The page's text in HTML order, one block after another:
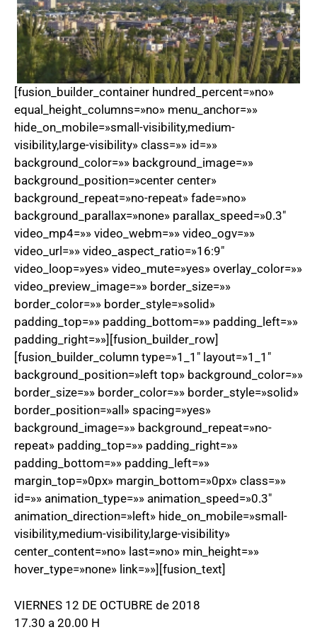
[fusion_builder_container hundred_percent=»no»
equal_height_columns=»no» menu_anchor=»»
hide_on_mobile=»small-visibility,medium-
visibility,large-visibility» class=»» id=»»
background_color=»» background_image=»»
background_position=»center center»
background_repeat=»no-repeat» fade=»no»
background_parallax=»none» parallax_speed=»0.3″
video_mp4=»» video_webm=»» video_ogv=»»
video_url=»» video_aspect_ratio=»16:9″
video_loop=»yes» video_mute=»yes» overlay_color=»»
video_preview_image=»» border_size=»»
border_color=»» border_style=»solid»
padding_top=»» padding_bottom=»» padding_left=»»
padding_right=»»][fusion_builder_row]
[fusion_builder_column type=»1_1″ layout=»1_1″
background_position=»left top» background_color=»»
border_size=»» border_color=»» border_style=»solid»
border_position=»all» spacing=»yes»
background_image=»» background_repeat=»no-
repeat» padding_top=»» padding_right=»»
padding_bottom=»» padding_left=»»
margin_top=»0px» margin_bottom=»0px» class=»»
id=»» animation_type=»» animation_speed=»0.3″
animation_direction=»left» hide_on_mobile=»small-
visibility,medium-visibility,large-visibility»
center_content=»no» last=»no» min_height=»»
hover_type=»none» link=»»][fusion_text]
VIERNES 12 DE OCTUBRE de 2018
17.30 a 20.00 H